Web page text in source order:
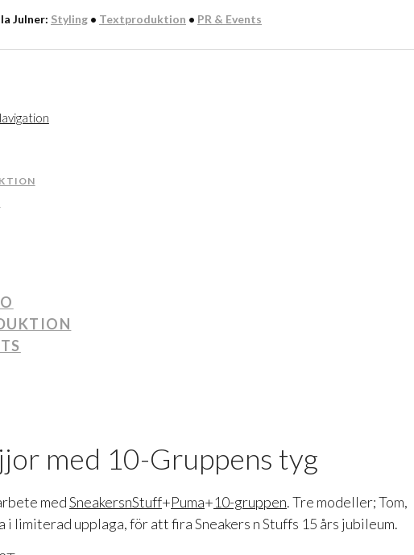
Julner: Styling • Textproduktion • PR & Events
med 10-Gruppens tyg
medSneakersnStuff+Puma+10-gruppen. Tre modeller; Tom,
i limiterad upplaga, för att fira Sneakers n Stuffs 15 års jubileum.